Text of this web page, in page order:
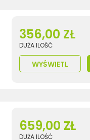
356,00 ZŁ
DUŻA ILOŚĆ
WYŚWIETL
659,00 ZŁ
DUŻA ILOŚĆ